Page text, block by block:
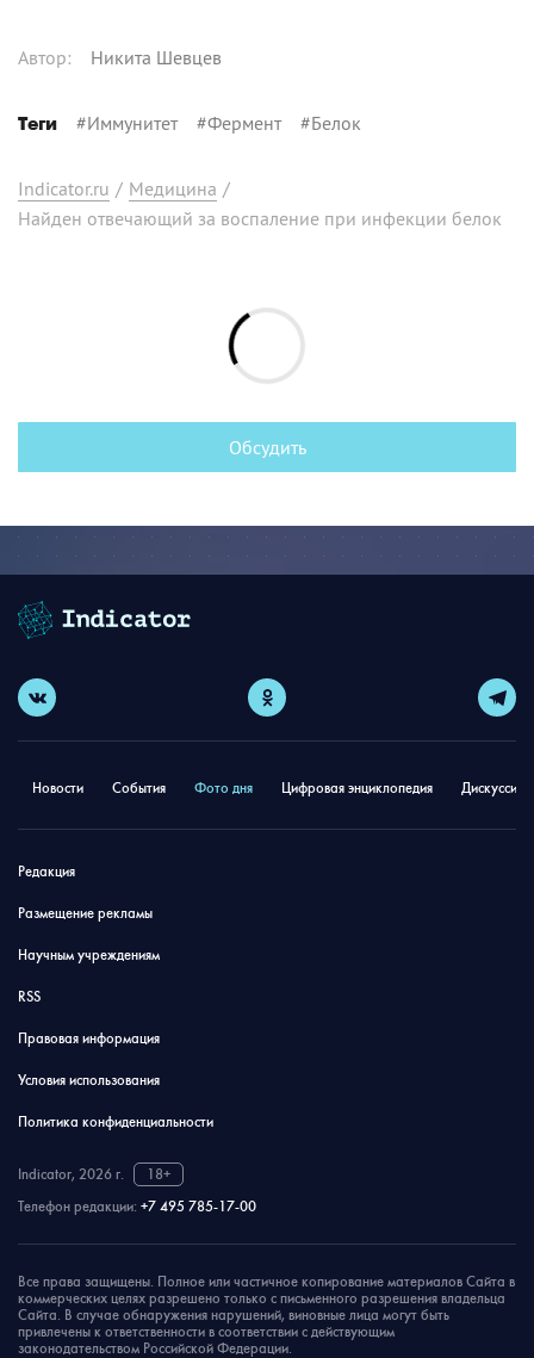
Автор: Никита Шевцев
Теги #Иммунитет#Фермент#Белок
Indicator.ru / Медицина /
Найден отвечающий за воспаление при инфекции белок
Обсудить
Новости События Фото дня Цифровая энциклопедия
Редакция
Размещение рекламы
Научным учреждениям
RSS
Правовая информация
Условия использования
Политика конфиденциальности
Indicator, 2026 г.
18+
Телефон редакции: +7 495 785-17-00
Все права защищены. Полное или частичное копирование материалов Сайта в
коммерческих целях разрешено только с письменного разрешения владельца
Сайта. В случае обнаружения нарушений, виновные лица могут быть
привлечены к ответственности в соответствии с действующим
законодательством Российской Федерации.